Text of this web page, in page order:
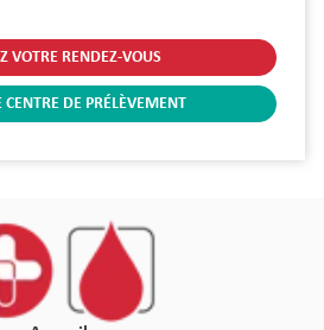
VOTRE RENDEZ-VOUS
CENTRE DE PRÉLÈVEMENT